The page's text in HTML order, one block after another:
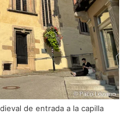
de entrada a la capilla